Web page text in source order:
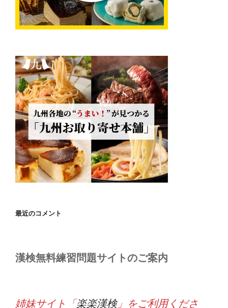
最近のコメント
漢検無料練習問題サイトのご案内
姉妹サイト「楽楽漢検」をご利用くださ